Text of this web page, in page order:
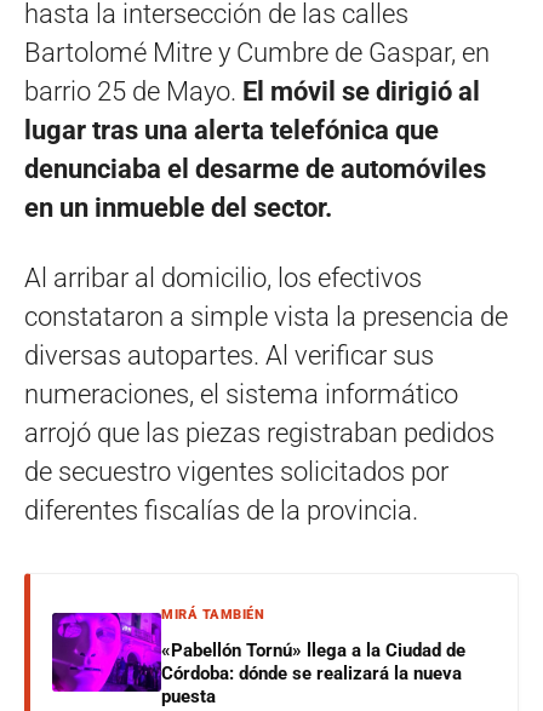
hasta la intersección de las calles
Bartolomé Mitre y Cumbre de Gaspar, en
barrio 25 de Mayo. El móvil se dirigió al
lugar tras una alerta telefónica que
denunciaba el desarme de automóviles
en un inmueble del sector.
Al arribar al domicilio, los efectivos
constataron a simple vista la presencia de
diversas autopartes. Al verificar sus
numeraciones, el sistema informático
arrojó que las piezas registraban pedidos
de secuestro vigentes solicitados por
diferentes fiscalías de la provincia.
MIRÁ TAMBIÉN
«Pabellón Tornú» llega a la Ciudad de
Córdoba: dónde se realizará la nueva
puesta